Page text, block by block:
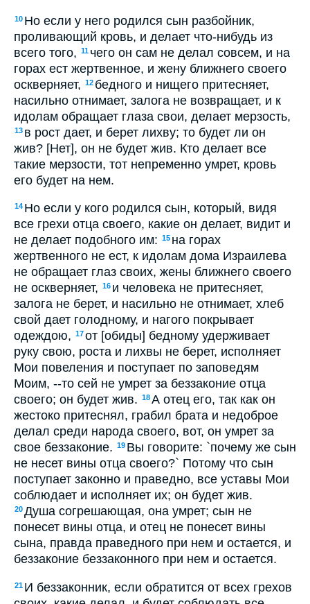
10 Но если у него родился сын разбойник,
проливающий кровь, и делает что-нибудь из
всего того, 11 чего он сам не делал совсем, и на
горах ест жертвенное, и жену ближнего своего
оскверняет, 12 бедного и нищего притесняет,
насильно отнимает, залога не возвращает, и к
идолам обращает глаза свои, делает мерзость,
13 в рост дает, и берет лихву; то будет ли он
жив? [Нет], он не будет жив. Кто делает все
такие мерзости, тот непременно умрет, кровь
его будет на нем.
14 Но если у кого родился сын, который, видя
все грехи отца своего, какие он делает, видит и
не делает подобного им: 15 на горах
жертвенного не ест, к идолам дома Израилева
не обращает глаз своих, жены ближнего своего
не оскверняет, 16 и человека не притесняет,
залога не берет, и насильно не отнимает, хлеб
свой дает голодному, и нагого покрывает
одеждою, 17от [обиды] бедному удерживает
руку свою, роста и лихвы не берет, исполняет
Мои повеления и поступает по заповедям
Моим, --то сей не умрет за беззаконие отца
своего; он будет жив. 18А отец его, так как он
жестоко притеснял, грабил брата и недоброе
делал среди народа своего, вот, он умрет за
свое беззаконие. 19 Вы говорите: `почему же сын
не несет вины отца своего?` Потому что сын
поступает законно и праведно, все уставы Мои
соблюдает и исполняет их; он будет жив.
20Душа согрешающая, она умрет; сын не
понесет вины отца, и отец не понесет вины
сына, правда праведного при нем и остается, и
беззаконие беззаконного при нем и остается.
21 И беззаконник, если обратится от всех грехов